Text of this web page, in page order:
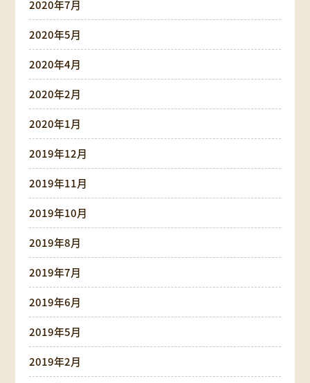
2020年7月
2020年5月
2020年4月
2020年2月
2020年1月
2019年12月
2019年11月
2019年10月
2019年8月
2019年7月
2019年6月
2019年5月
2019年2月